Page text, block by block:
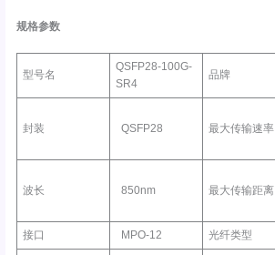
规格参数
型号名
QSFP28-100G-
SR4
品牌
封装 QSFP28 最大传输速率
波长 850nm 最大传输距离
接口 MPO-12 光纤类型